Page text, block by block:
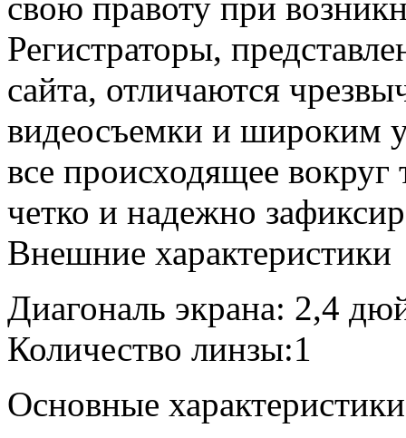
Регистраторы,
сайта, отличаются
видеосъемки и широким
все происходящее вокруг
четко и надежно
Внешние характеристики
Диагональ экрана: 2,4
Количество линзы:1
Основные характеристики